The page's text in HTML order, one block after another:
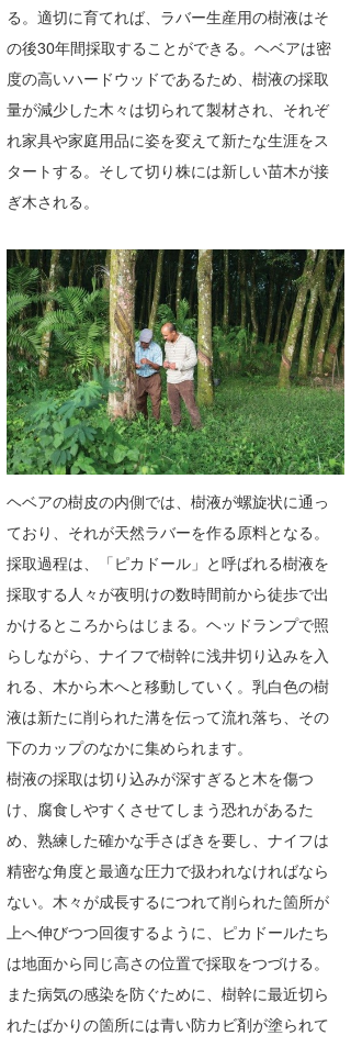
る。適切に育てれば、ラバー生産用の樹液はそ
の後30年間採取することができる。ヘベアは密
度の高いハードウッドであるため、樹液の採取
量が減少した木々は切られて製材され、それぞ
れ家具や家庭用品に姿を変えて新たな生涯をス
タートする。そして切り株には新しい苗木が接
ぎ木される。
ヘベアの樹皮の内側では、樹液が螺旋状に通っ
ており、それが天然ラバーを作る原料となる。
採取過程は、「ピカドール」と呼ばれる樹液を
採取する人々が夜明けの数時間前から徒歩で出
かけるところからはじまる。ヘッドランプで照
らしながら、ナイフで樹幹に浅井切り込みを入
れる、木から木へと移動していく。乳白色の樹
液は新たに削られた溝を伝って流れ落ち、その
下のカップのなかに集められます。
樹液の採取は切り込みが深すぎると木を傷つ
け、腐食しやすくさせてしまう恐れがあるた
め、熟練した確かな手さばきを要し、ナイフは
精密な角度と最適な圧力で扱われなければなら
ない。木々が成長するにつれて削られた箇所が
上へ伸びつつ回復するように、ピカドールたち
は地面から同じ高さの位置で採取をつづける。
また病気の感染を防ぐために、樹幹に最近切ら
れたばかりの箇所には青い防カビ剤が塗られて